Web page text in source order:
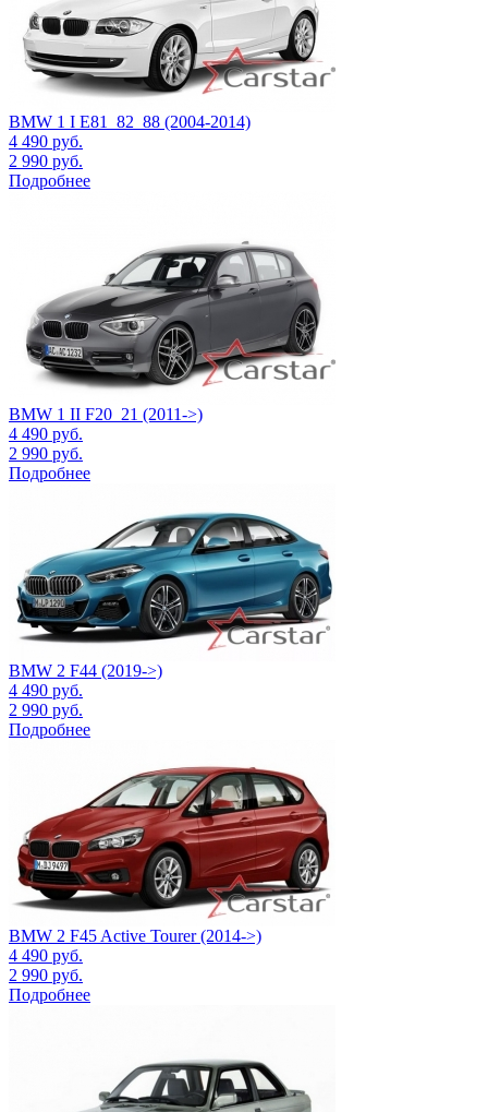
BMW 1 I E81_82_88 (2004-2014)
4 490 руб.
2 990 руб.
Подробнее
BMW 1 II F20_21 (2011->)
4 490 руб.
2 990 руб.
Подробнее
BMW 2 F44 (2019->)
4 490 руб.
2 990 руб.
Подробнее
BMW 2 F45 Active Tourer (2014->)
4 490 руб.
2 990 руб.
Подробнее